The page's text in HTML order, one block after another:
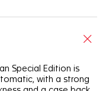
Special Edition is
with a strong